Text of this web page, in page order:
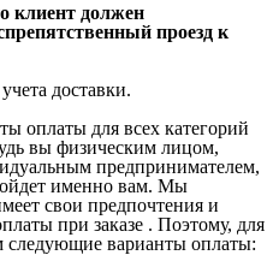
клиент должен
проезд к
доставки.
оплаты для всех категорий
вы физическим лицом,
предпринимателем,
именно вам. Мы
свои предпочтения и
при заказе . Поэтому, для
следующие варианты оплаты: